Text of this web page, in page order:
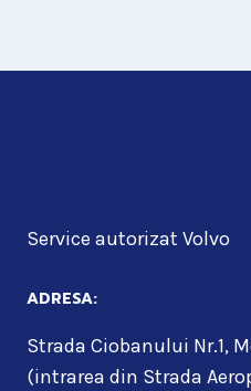
Service autorizat Volvo
ADRESA:
Strada Ciobanului Nr.1,
(intrarea din Strada